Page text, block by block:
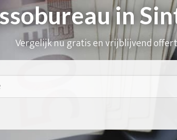
in
Vergelijk nu gratis en vrijblijvend